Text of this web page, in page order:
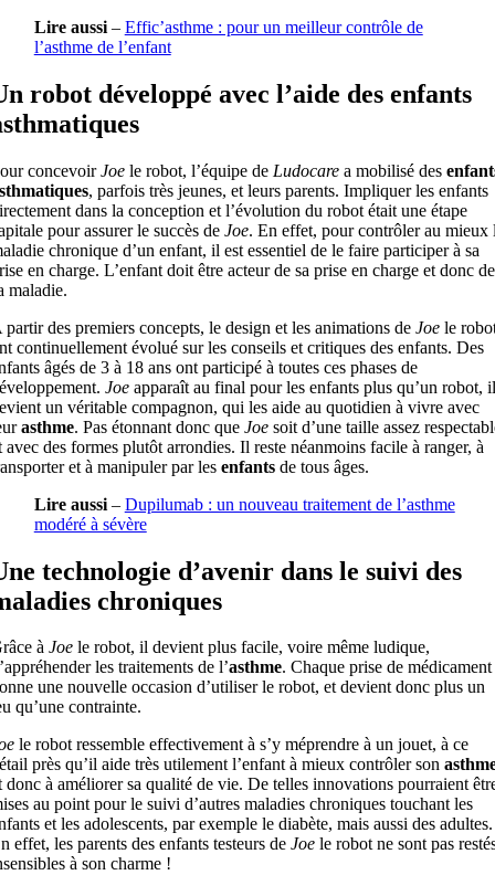
Lire aussi– Effic’asthme : pour un meilleur contrôle de
l’asthme de l’enfant
robot développé avec l’aide des enfants
concevoirJoele robot, l’équipe de Ludocarea mobilisé des
, parfois très jeunes, et leurs parents. Impliquer les enfants
dans la conception et l’évolution du robot était une étape
pour assurer le succès de Joe. En effet, pour contrôler au mieux
chronique d’un enfant, il est essentiel de le faire participer à sa
en charge. L’enfant doit être acteur de sa prise en charge et donc de
maladie.
partir des premiers concepts, le design et les animations de Joele
continuellement évolué sur les conseils et critiques des enfants. Des
âgés de 3 à 18 ans ont participé à toutes ces phases de
Joeapparaît au final pour les enfants plus qu’un robot, il
un véritable compagnon, qui les aide au quotidien à vivre avec
asthme. Pas étonnant donc que Joesoit d’une taille assez
avec des formes plutôt arrondies. Il reste néanmoins facile à ranger, à
et à manipuler par les enfantsde tous âges.
Lire aussi– Dupilumab : un nouveau traitement de l’asthme
modéré à sévère
technologie d’avenir dans le suivi des
chroniques
à Joele robot, il devient plus facile, voire même ludique,
les traitements de l’asthme. Chaque prise de médicament
une nouvelle occasion d’utiliser le robot, et devient donc plus un
qu’une contrainte.
le robot ressemble effectivement à s’y méprendre à un jouet, à ce
près qu’il aide très utilement l’enfant à mieux contrôler son
donc à améliorer sa qualité de vie. De telles innovations pourraient
au point pour le suivi d’autres maladies chroniques touchant les
et les adolescents, par exemple le diabète, mais aussi des adultes.
effet, les parents des enfants testeurs de Joe le robot ne sont pas
à son charme !